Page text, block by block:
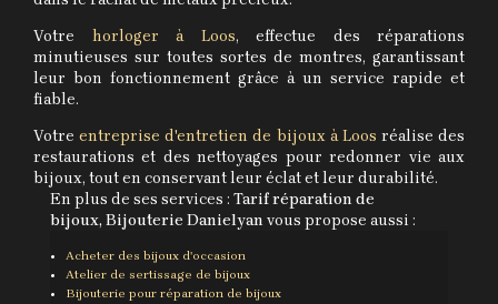
Votre horloger à Loos, effectue des réparations
minutieuses sur toutes sortes de montres, garantissant
leur bon fonctionnement grâce à un service rapide et
fiable.
Votreentreprise d'entretien de bijoux à Loos réalise des
restaurations et des nettoyages pour redonner vie aux
bijoux, tout en conservant leur éclat et leur durabilité.
En plus de ses services : Tarif réparation de
bijoux, Bijouterie Danielyan vous propose aussi :
Acheter des bijoux d'occasion
Atelier de sertissage de bijoux
Bijouterie pour réparation de bijoux